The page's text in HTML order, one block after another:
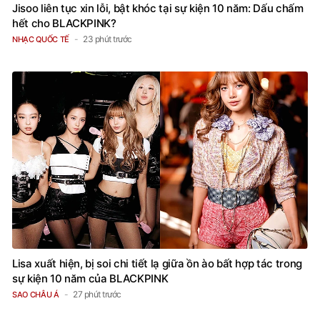
Jisoo liên tục xin lỗi, bật khóc tại sự kiện 10 năm: Dấu chấm
hết cho BLACKPINK?
NHẠC QUỐC TẾ 23 phút trước
Lisa xuất hiện, bị soi chi tiết lạ giữa ồn ào bất hợp tác trong
sự kiện 10 năm của BLACKPINK
SAO CHÂU Á 27 phút trước